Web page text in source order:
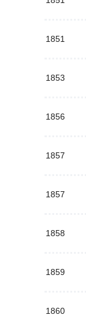
1851
1853
1856
1857
1857
1858
1859
1860